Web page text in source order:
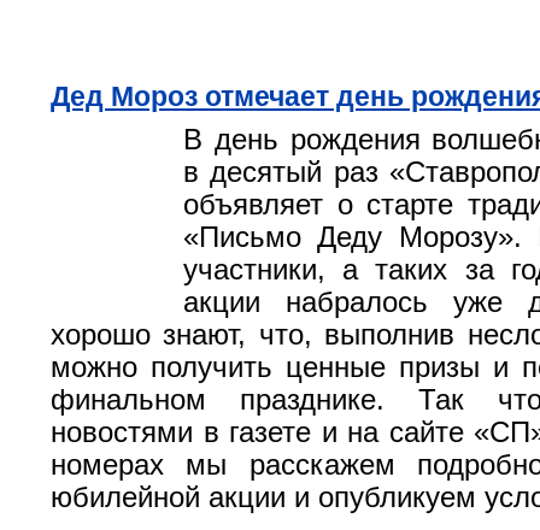
Дед Мороз отмечает день
В день рождения
в десятый раз
объявляет о старте
«Письмо Деду Морозу».
участники, а таких за
акции набралось уже
хорошо знают, что, выполнив
можно получить ценные призы и
финальном празднике. Так
новостями в газете и на сайте
номерах мы расскажем
юбилейной акции и опубликуем